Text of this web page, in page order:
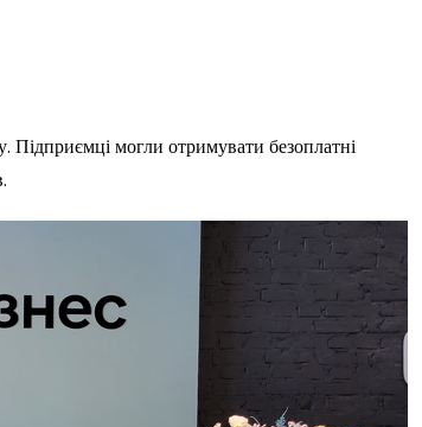
Підприємці могли отримувати безоплатні